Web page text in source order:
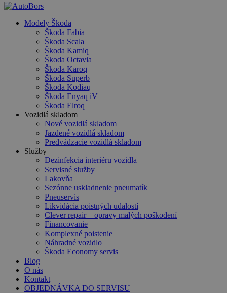
search
Menu
Modely Škoda
Škoda Fabia
Škoda Scala
Škoda Kamiq
Škoda Octavia
Škoda Karoq
Škoda Superb
Škoda Kodiaq
Škoda Enyaq iV
Škoda Elroq
Vozidlá skladom
Nové vozidlá skladom
Jazdené vozidlá skladom
Predvádzacie vozidlá skladom
Služby
Dezinfekcia interiéru vozidla
Servisné služby
Lakovňa
Sezónne uskladnenie pneumatík
Pneuservis
Likvidácia poistných udalostí
Clever repair – opravy malých poškodení
Financovanie
Komplexné poistenie
Náhradné vozidlo
Škoda Economy servis
Blog
O nás
Kontakt
OBJEDNÁVKA DO SERVISU